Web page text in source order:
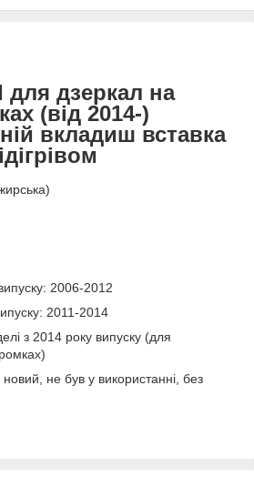
для дзеркал на
(від 2014-)
вкладиш вставка
2006-2012
2011-2014
з 2014 року випуску (для
новий, не був у використанні, без